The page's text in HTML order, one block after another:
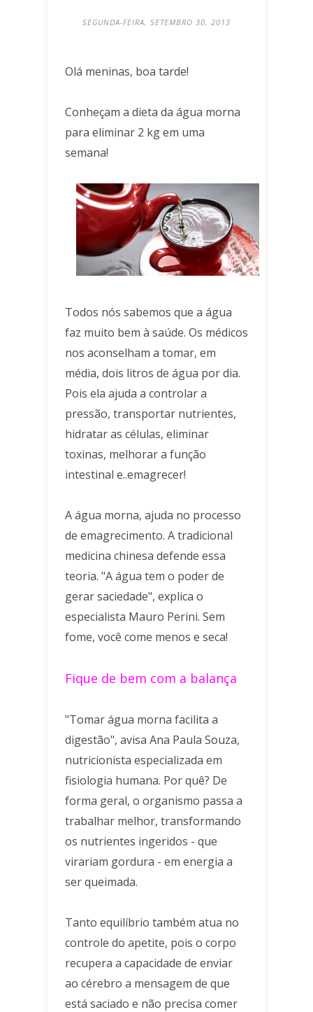
SEGUNDA-FEIRA, SETEMBRO 30, 2013
Olá meninas, boa tarde!
Conheçam a dieta da água morna
para eliminar 2 kg em uma
semana!
Todos nós sabemos que a água
faz muito bem à saúde. Os médicos
nos aconselham a tomar, em
média, dois litros de água por dia.
Pois ela ajuda a controlar a
pressão, transportar nutrientes,
hidratar as células, eliminar
toxinas, melhorar a função
intestinal e..emagrecer!
A água morna, ajuda no processo
de emagrecimento. A tradicional
medicina chinesa defende essa
teoria. "A água tem o poder de
gerar saciedade", explica o
especialista Mauro Perini. Sem
fome, você come menos e seca!
Fique de bem com a balança
"Tomar água morna facilita a
digestão", avisa Ana Paula Souza,
nutricionista especializada em
fisiologia humana. Por quê? De
forma geral, o organismo passa a
trabalhar melhor, transformando
os nutrientes ingeridos - que
virariam gordura - em energia a
ser queimada.
Tanto equilíbrio também atua no
controle do apetite, pois o corpo
recupera a capacidade de enviar
ao cérebro a mensagem de que
está saciado e não precisa comer